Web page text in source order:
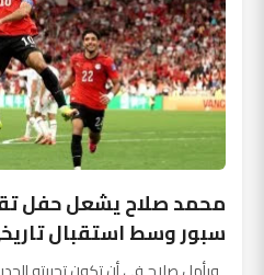
محمد صلاح يشعل حفل
سبور وسط استقبال